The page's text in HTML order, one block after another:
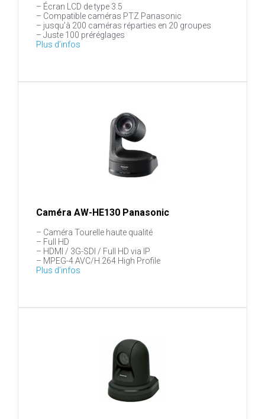
– Écran LCD de type 3.5
– Compatible caméras PTZ Panasonic
– jusqu’à 200 caméras réparties en 20 groupes
– Juste 100 préréglages
Plus d’infos
Caméra AW-HE130 Panasonic
– Caméra Tourelle haute qualité
– Full HD
– HDMI / 3G-SDI / Full HD via IP
– MPEG-4 AVC/H.264 High Profile
Plus d’infos